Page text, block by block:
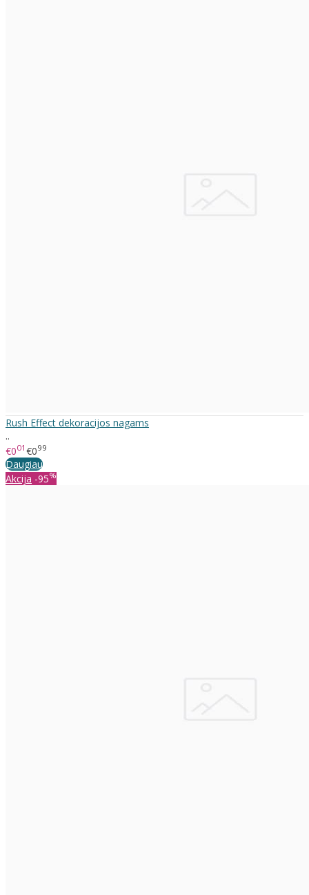
Rush Effect dekoracijos nagams
..
€001 €099
Daugiau
Akcija -95%